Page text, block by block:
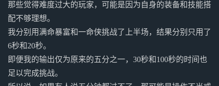
那些觉得难度过大的玩家，可能是因为自身的装备和技能搭
配不够理想。
我分别用满命暴富和一命侠挑战了上半场，结果分别只用了
6秒和20秒。
即便我的输出仅为原来的五分之一，30秒和100秒的时间也
足以完成挑战。